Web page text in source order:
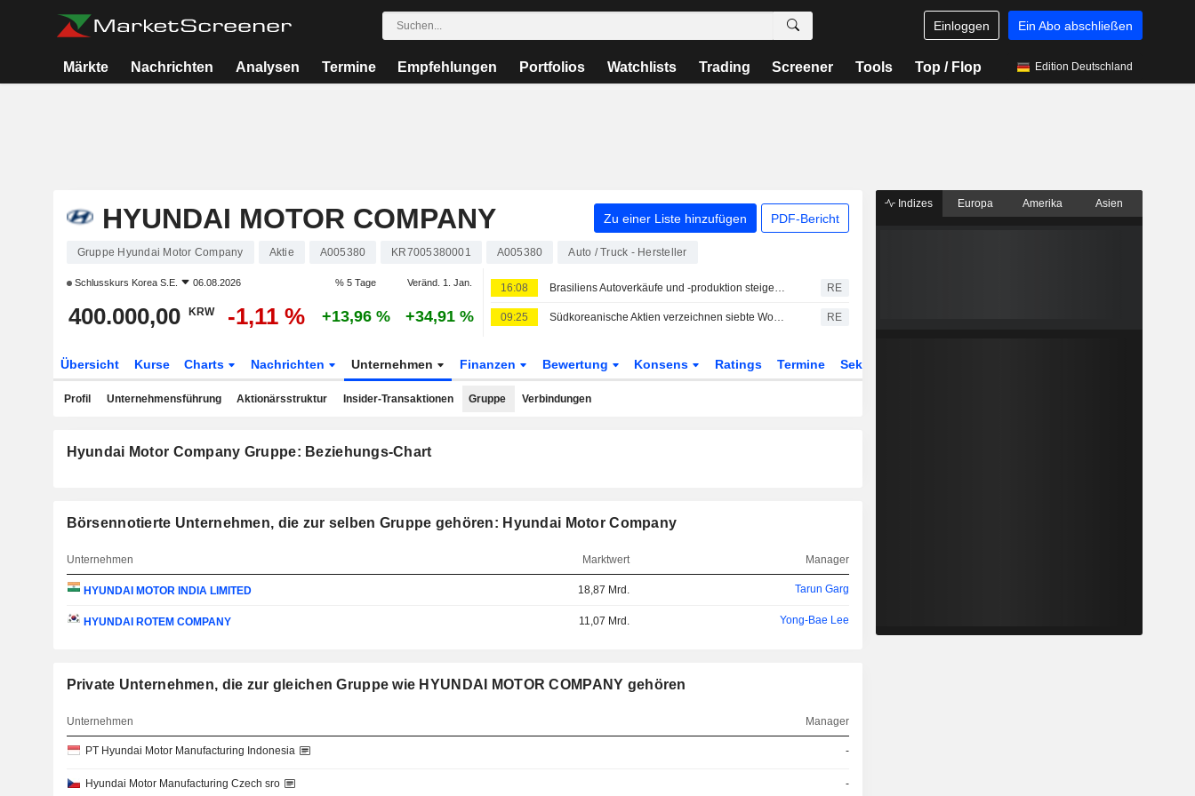
Einloggen Ein Abo abschließen
Märkte Nachrichten Analysen Termine Empfehlungen Portfolios Watchlists Trading Screener Tools Top / Flop Edition Deutschland
HYUNDAI MOTOR COMPANY Zu einer Liste hinzufügen PDF-Bericht
Gruppe Hyundai Motor Company Aktie A005380 KR7005380001 A005380 Auto / Truck - Hersteller
Schlusskurs Korea S.E. 06.08.2026 % 5 Tage Veränd. 1. Jan.
400.000,00 KRW -1,11 % +13,96 % +34,91 %
16:08 Brasiliens Autoverkäufe und -produktion steigen im Juli RE
09:25 Südkoreanische Aktien verzeichnen siebte Wochenverlustserie in Folge - Sorgen um KI und Chipwerte halten an RE
Übersicht Kurse Charts Nachrichten Unternehmen Finanzen Bewertung Konsens Ratings Termine Sektor
Profil Unternehmensführung Aktionärsstruktur Insider-Transaktionen Gruppe Verbindungen
Hyundai Motor Company Gruppe: Beziehungs-Chart
Börsennotierte Unternehmen, die zur selben Gruppe gehören: Hyundai Motor Company
Unternehmen Marktwert Manager
HYUNDAI MOTOR INDIA LIMITED 18,87 Mrd. Tarun Garg
HYUNDAI ROTEM COMPANY 11,07 Mrd. Yong-Bae Lee
Private Unternehmen, die zur gleichen Gruppe wie HYUNDAI MOTOR COMPANY gehören
Unternehmen Manager
PT Hyundai Motor Manufacturing Indonesia -
Hyundai Motor Manufacturing Czech sro -
Indizes Europa Amerika Asien